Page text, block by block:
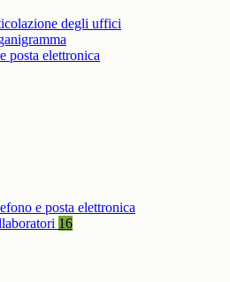
degli uffici
posta elettronica
e posta elettronica
16